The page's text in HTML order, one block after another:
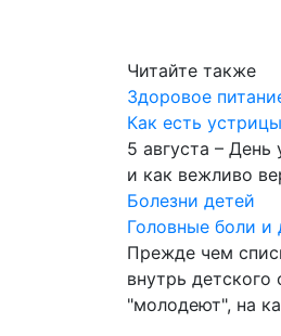
Читайте также
Здоровое
Как есть
5 августа –
и как вежливо
Болезни детей
Головные боли и
Прежде чем
внутрь
"молодеют", на